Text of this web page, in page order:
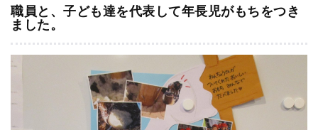
職員と、子ども達を代表して年長児がもちをつき
ました。